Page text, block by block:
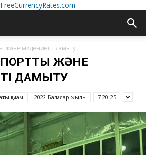
FreeCurrencyRates.com
және мәдениетті дамыту
СПОРТТЫ ЖӘНЕ
ДАМЫТУ
қадам 2022-Балалар жылы 7-20-25